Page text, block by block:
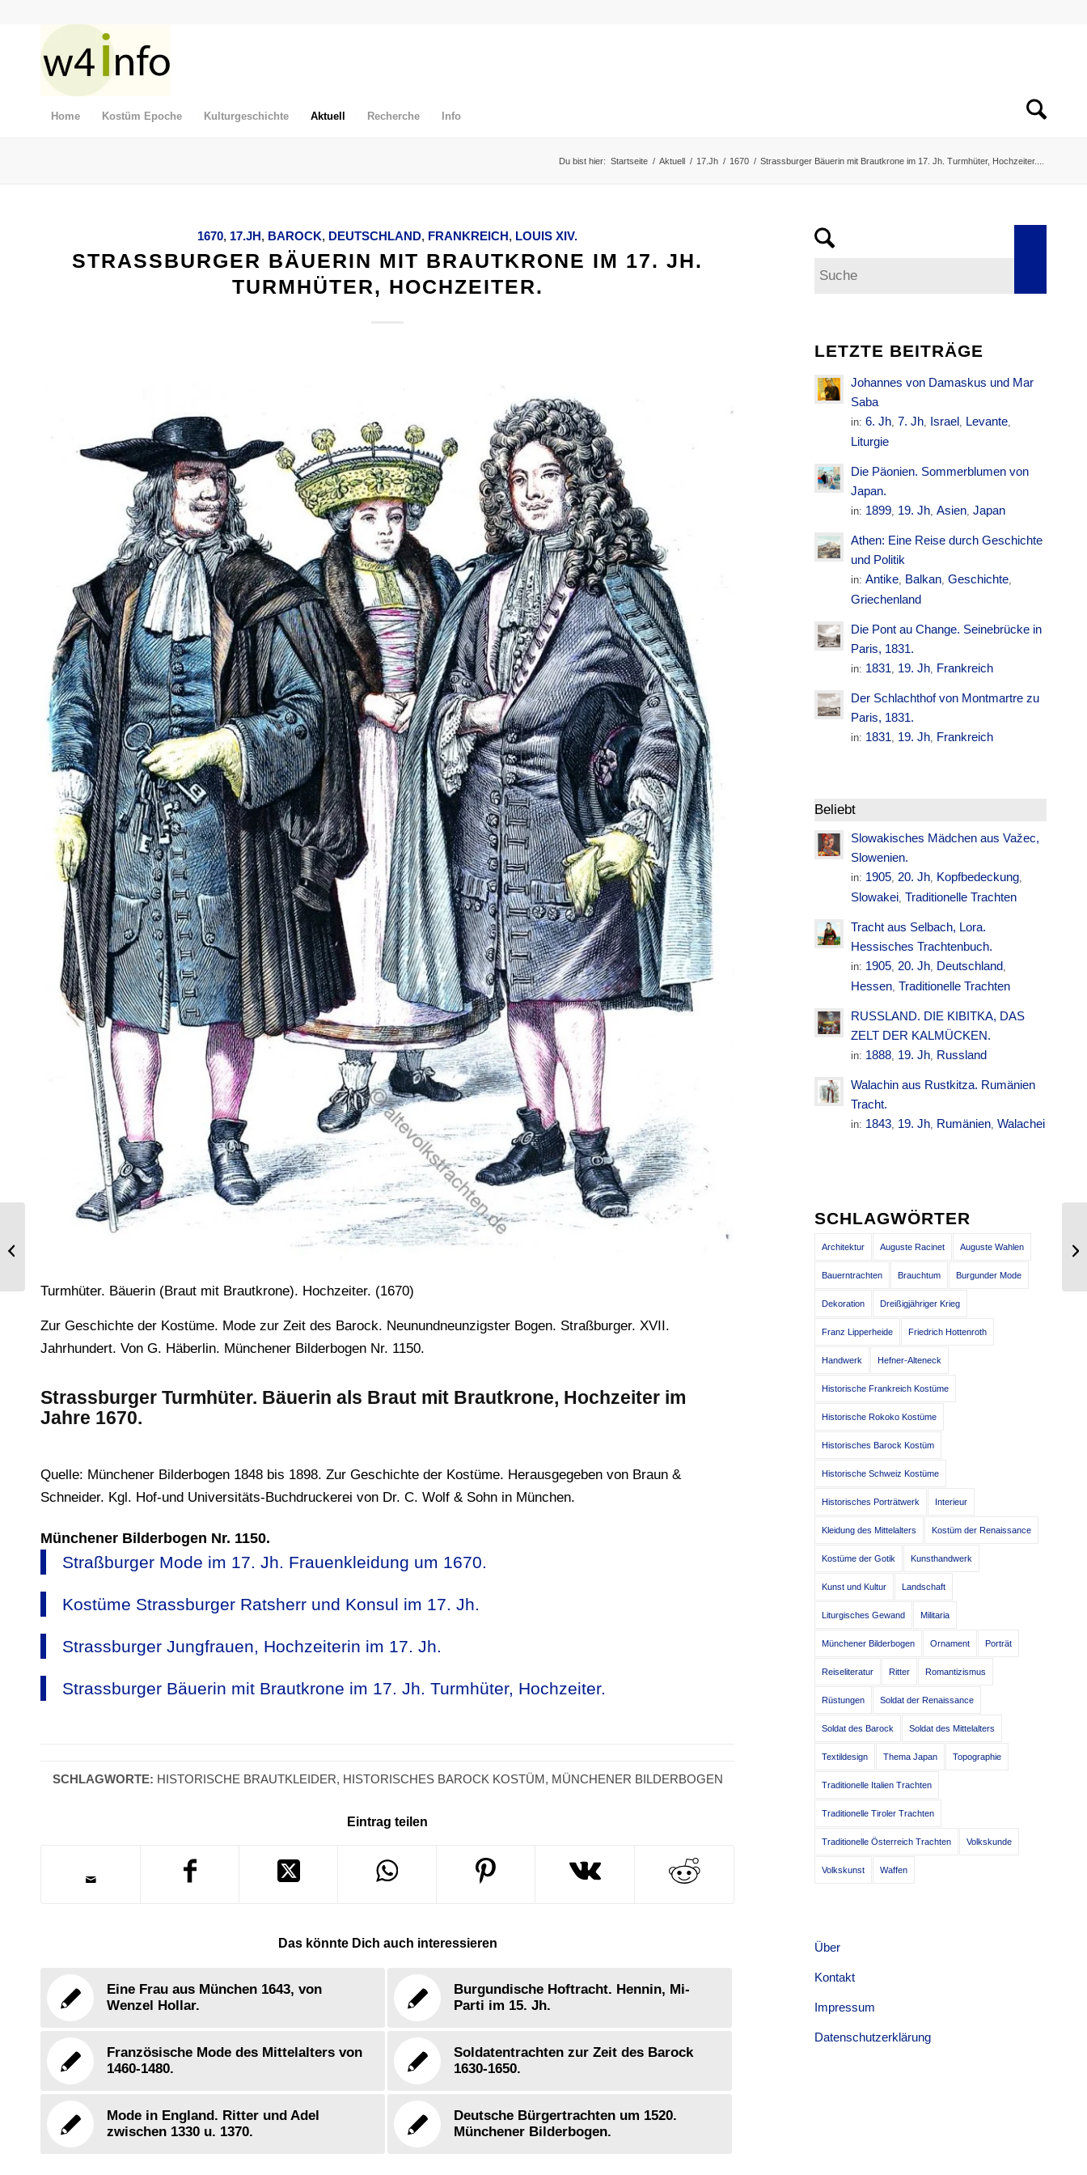
Home Kostüm Epoche Kulturgeschichte Aktuell Recherche Info
Du bist hier: Startseite / Aktuell / 17.Jh / 1670 / Strassburger Bäuerin mit Brautkrone im 17. Jh. Turmhüter, Hochzeiter....
1670, 17.JH, BAROCK, DEUTSCHLAND, FRANKREICH, LOUIS XIV.
STRASSBURGER BÄUERIN MIT BRAUTKRONE IM 17. JH.
TURMHÜTER, HOCHZEITER.
Turmhüter. Bäuerin (Braut mit Brautkrone). Hochzeiter. (1670)
Zur Geschichte der Kostüme. Mode zur Zeit des Barock. Neunundneunzigster Bogen. Straßburger. XVII.
Jahrhundert. Von G. Häberlin. Münchener Bilderbogen Nr. 1150.
Strassburger Turmhüter. Bäuerin als Braut mit Brautkrone, Hochzeiter im
Jahre 1670.
Quelle: Münchener Bilderbogen 1848 bis 1898. Zur Geschichte der Kostüme. Herausgegeben von Braun &
Schneider. Kgl. Hof-und Universitäts-Buchdruckerei von Dr. C. Wolf & Sohn in München.
Münchener Bilderbogen Nr. 1150.
Straßburger Mode im 17. Jh. Frauenkleidung um 1670.
Kostüme Strassburger Ratsherr und Konsul im 17. Jh.
Strassburger Jungfrauen, Hochzeiterin im 17. Jh.
Strassburger Bäuerin mit Brautkrone im 17. Jh. Turmhüter, Hochzeiter.
SCHLAGWORTE: HISTORISCHE BRAUTKLEIDER, HISTORISCHES BAROCK KOSTÜM, MÜNCHENER BILDERBOGEN
Eintrag teilen
Das könnte Dich auch interessieren
Eine Frau aus München 1643, von
Wenzel Hollar.
Burgundische Hoftracht. Hennin, Mi-
Parti im 15. Jh.
Französische Mode des Mittelalters von
1460-1480.
Soldatentrachten zur Zeit des Barock
1630-1650.
Mode in England. Ritter und Adel
zwischen 1330 u. 1370.
Deutsche Bürgertrachten um 1520.
Münchener Bilderbogen.
LETZTE BEITRÄGE
Johannes von Damaskus und Mar
Saba
in:6. Jh, 7. Jh, Israel, Levante,
Liturgie
Die Päonien. Sommerblumen von
Japan.
in: 1899, 19. Jh,Asien,Japan
Athen: Eine Reise durch Geschichte
und Politik
in:Antike, Balkan,Geschichte,
Griechenland
Die Pont au Change. Seinebrücke in
Paris, 1831.
in: 1831, 19. Jh, Frankreich
Der Schlachthof von Montmartre zu
Paris, 1831.
in: 1831, 19. Jh, Frankreich
Beliebt
Slowakisches Mädchen aus Važec,
Slowenien.
in: 1905,20. Jh, Kopfbedeckung,
Slowakei, Traditionelle Trachten
Tracht aus Selbach, Lora.
Hessisches Trachtenbuch.
in: 1905,20. Jh, Deutschland,
Hessen, Traditionelle Trachten
RUSSLAND. DIE KIBITKA, DAS
ZELT DER KALMÜCKEN.
in: 1888, 19. Jh, Russland
Walachin aus Rustkitza. Rumänien
Tracht.
in: 1843, 19. Jh, Rumänien,Walachei
SCHLAGWÖRTER
Architektur Auguste Racinet Auguste Wahlen
Bauerntrachten Brauchtum Burgunder Mode
Dekoration Dreißigjähriger Krieg
Franz Lipperheide Friedrich Hottenroth
Handwerk Hefner-Alteneck
Historische Frankreich Kostüme
Historische Rokoko Kostüme
Historisches Barock Kostüm
Historische Schweiz Kostüme
Historisches Porträtwerk Interieur
Kleidung des Mittelalters Kostüm der Renaissance
Kostüme der Gotik Kunsthandwerk
Kunst und Kultur Landschaft
Liturgisches Gewand Militaria
Münchener Bilderbogen Ornament Porträt
Reiseliteratur Ritter Romantizismus
Rüstungen Soldat der Renaissance
Soldat des Barock Soldat des Mittelalters
Textildesign Thema Japan Topographie
Traditionelle Italien Trachten
Traditionelle Tiroler Trachten
Traditionelle Österreich Trachten Volkskunde
Volkskunst Waffen
Über
Kontakt
Impressum
Datenschutzerklärung